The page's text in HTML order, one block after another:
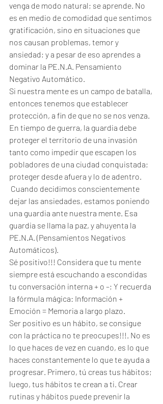
venga de modo natural; se aprende. No
es en medio de comodidad que sentimos
gratificación, sino en situaciones que
nos causan problemas, temor y
ansiedad; y a pesar de eso aprendes a
dominar la PE.N.A. Pensamiento
Negativo Automático.
Si nuestra mente es un campo de batalla,
entonces tenemos que establecer
protección, a fin de que no se nos venza.
En tiempo de guerra, la guardia debe
proteger el territorio de una invasión
tanto como impedir que escapen los
pobladores de una ciudad conquistada;
proteger desde afuera y lo de adentro.
dejar las ansiedades, estamos poniendo
una guardia ante nuestra mente. Esa
guardia se llama la paz, y ahuyenta la
PE.N.A. (Pensamientos Negativos
Automáticos).
Sé positivo!!! Considera que tu mente
siempre está escuchando a escondidas
tu conversación interna + o –; Y recuerda
la fórmula mágica: Información +
Emoción = Memoria a largo plazo.
Ser positivo es un hábito, se consigue
con la práctica no te preocupes!!!. No es
lo que haces de vez en cuando, es lo que
haces constantemente lo que te ayuda a
progresar. Primero, tú creas tus hábitos;
luego, tus hábitos te crean a ti. Crear
rutinas y hábitos puede prevenir la